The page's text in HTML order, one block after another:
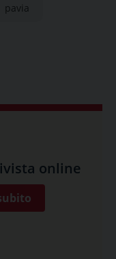
pavia
online